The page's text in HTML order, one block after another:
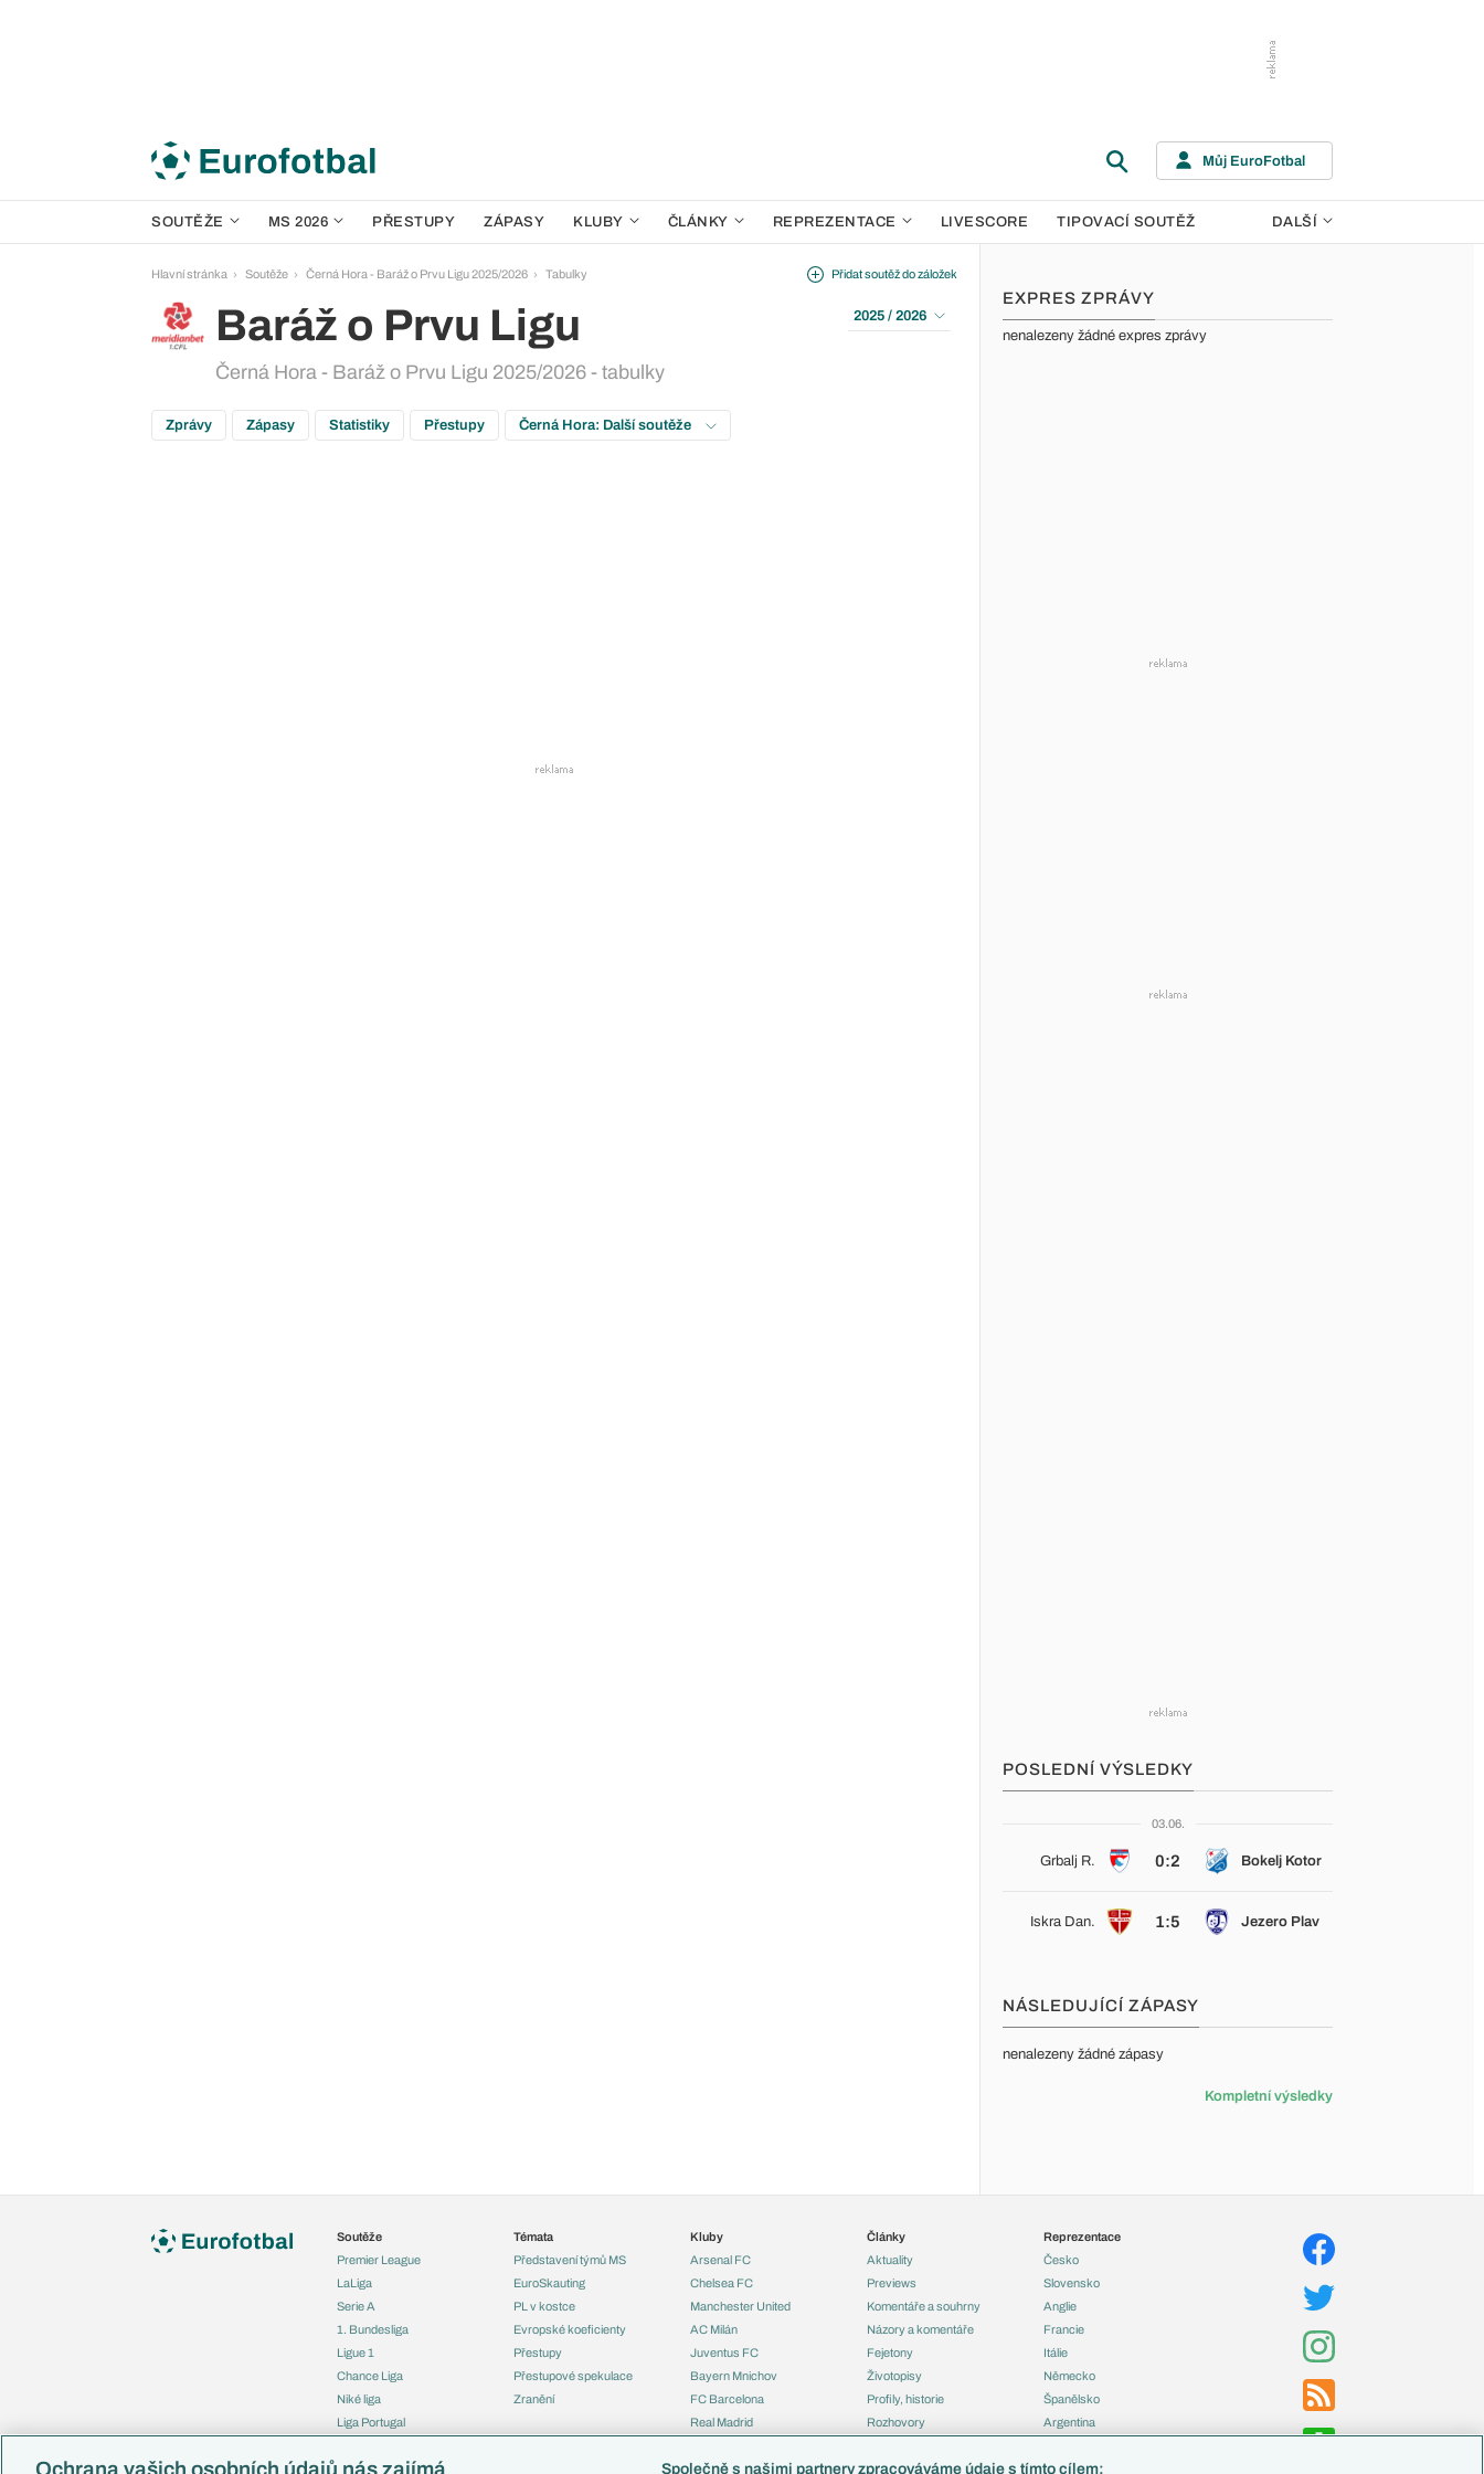
Můj EuroFotbal
SOUTĚŽE MS 2026 PŘESTUPY ZÁPASY KLUBY ČLÁNKY REPREZENTACE LIVESCORE TIPOVACÍ SOUTĚŽ DALŠÍ
Hlavní stránka Soutěže Černá Hora - Baráž o Prvu Ligu 2025/2026 Tabulky
Baráž o Prvu Ligu
Černá Hora - Baráž o Prvu Ligu 2025/2026 - tabulky
Přidat soutěž do záložek
2025 / 2026
Zprávy Zápasy Statistiky Přestupy Černá Hora: Další soutěže
EXPRES ZPRÁVY
nenalezeny žádné expres zprávy
POSLEDNÍ VÝSLEDKY
03.06.
Grbalj R. 0:2 Bokelj Kotor
Iskra Dan. 1:5 Jezero Plav
NÁSLEDUJÍCÍ ZÁPASY
nenalezeny žádné zápasy
Kompletní výsledky
Soutěže
Premier League
LaLiga
Serie A
1. Bundesliga
Ligue 1
Chance Liga
Niké liga
Liga Portugal
Liga mistrů
Témata
Představení týmů MS
EuroSkauting
PL v kostce
Evropské koeficienty
Přestupy
Přestupové spekulace
Zranění
Kluby
Arsenal FC
Chelsea FC
Manchester United
AC Milán
Juventus FC
Bayern Mnichov
FC Barcelona
Real Madrid
Články
Aktuality
Previews
Komentáře a souhrny
Názory a komentáře
Fejetony
Životopisy
Profily, historie
Rozhovory
Reprezentace
Česko
Slovensko
Anglie
Francie
Itálie
Německo
Španělsko
Argentina
Ochrana vašich osobních údajů nás zajímá Společně s našimi partnery zpracováváme údaje s tímto cílem: